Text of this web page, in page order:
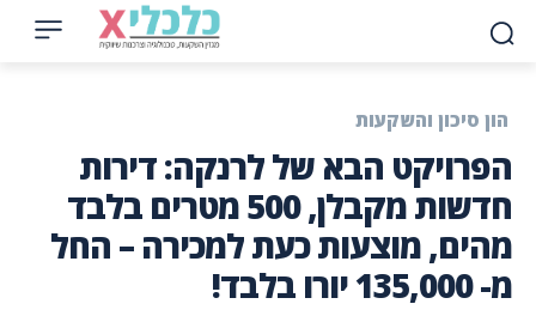
הון סיכון והשקעות
הפרויקט הבא של לרנקה: דירות
חדשות מקבלן, 500 מטרים בלבד
מהים, מוצעות כעת למכירה – החל
מ- 135,000 יורו בלבד!